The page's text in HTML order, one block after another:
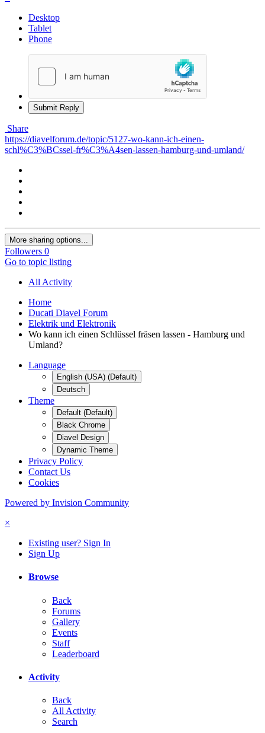
Desktop
Tablet
Phone
Submit Reply
Share
https://diavelforum.de/topic/5127-wo-kann-ich-einen-
schl%C3%BCssel-fr%C3%A4sen-lassen-hamburg-und-umland/
More sharing options...
Followers 0
Go to topic listing
All Activity
Home
Ducati Diavel Forum
Elektrik und Elektronik
Wo kann ich einen Schlüssel fräsen lassen - Hamburg und
Umland?
Language
English (USA) (Default)
Deutsch
Theme
Default (Default)
Black Chrome
Diavel Design
Dynamic Theme
Privacy Policy
Contact Us
Cookies
Powered by Invision Community
×
Existing user? Sign In
Sign Up
Browse
Back
Forums
Gallery
Events
Staff
Leaderboard
Activity
Back
All Activity
Search